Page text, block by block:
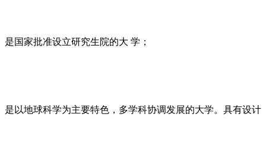
是国家批准设立研究生院的大 学；
是以地球科学为主要特色，多学科协调发展的大学。具有设计